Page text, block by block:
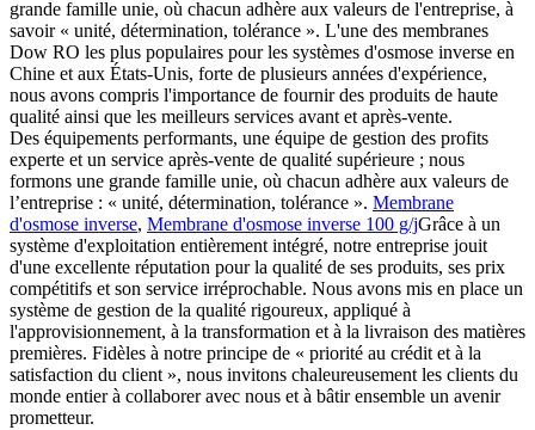
grande famille unie, où chacun adhère aux valeurs de l'entreprise, à
savoir « unité, détermination, tolérance ». L'une des membranes
Dow RO les plus populaires pour les systèmes d'osmose inverse en
Chine et aux États-Unis, forte de plusieurs années d'expérience,
nous avons compris l'importance de fournir des produits de haute
qualité ainsi que les meilleurs services avant et après-vente.
Des équipements performants, une équipe de gestion des profits
experte et un service après-vente de qualité supérieure ; nous
formons une grande famille unie, où chacun adhère aux valeurs de
l’entreprise : « unité, détermination, tolérance ». Membrane
d'osmose inverse, Membrane d'osmose inverse 100 g/jGrâce à un
système d'exploitation entièrement intégré, notre entreprise jouit
d'une excellente réputation pour la qualité de ses produits, ses prix
compétitifs et son service irréprochable. Nous avons mis en place un
système de gestion de la qualité rigoureux, appliqué à
l'approvisionnement, à la transformation et à la livraison des matières
premières. Fidèles à notre principe de « priorité au crédit et à la
satisfaction du client », nous invitons chaleureusement les clients du
monde entier à collaborer avec nous et à bâtir ensemble un avenir
prometteur.